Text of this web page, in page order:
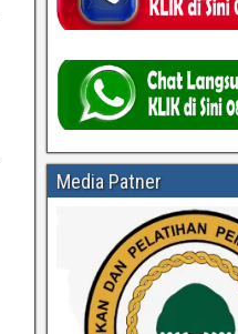
Media Patner